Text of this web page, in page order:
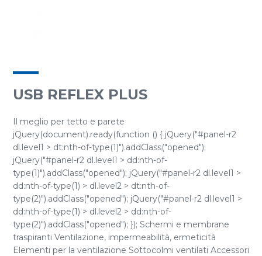
USB REFLEX PLUS
Il meglio per tetto e parete
jQuery(document).ready(function () { jQuery("#panel-r2
dl.level1 > dt:nth-of-type(1)").addClass("opened");
jQuery("#panel-r2 dl.level1 > dd:nth-of-
type(1)").addClass("opened"); jQuery("#panel-r2 dl.level1 >
dd:nth-of-type(1) > dl.level2 > dt:nth-of-
type(2)").addClass("opened"); jQuery("#panel-r2 dl.level1 >
dd:nth-of-type(1) > dl.level2 > dd:nth-of-
type(2)").addClass("opened"); }); Schermi e membrane
traspiranti Ventilazione, impermeabilità, ermeticità
Elementi per la ventilazione Sottocolmi ventilati Accessori